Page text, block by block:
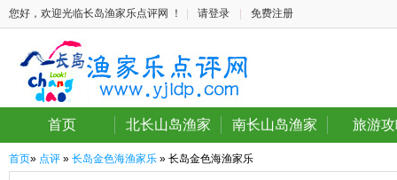
您好，欢迎光临长岛渔家乐点评网 ！ 请登录 免费注册
首页 北长山岛渔家 南长山岛渔家 旅游
首页» 点评 » 长岛金色海渔家乐 » 长岛金色海渔家乐